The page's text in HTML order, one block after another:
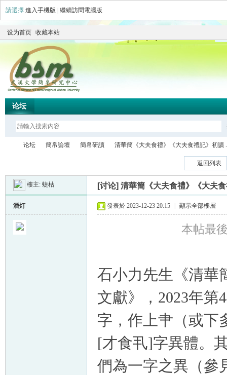
請選擇 進入手機版 繼續訪問電腦版
设为首页 收藏本站
论坛
»
论坛
›
簡帛論壇 簡帛研讀
›
清華簡《大夫食禮》《大夫食禮記》初讀
返回列表
樓主: 蜨枯 [讨论] 清華簡《大夫食禮》《大夫
潘灯 發表於 2023-12-23 20:15 顯示全部樓層
本帖最
石小力先生《清華
文獻》，2023年第
字，作上肀（或下
[才食丮]字異體。
們為一字之異（參